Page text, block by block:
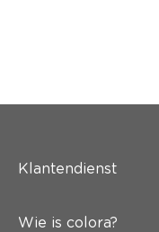
Klantendienst
Wie is colora?